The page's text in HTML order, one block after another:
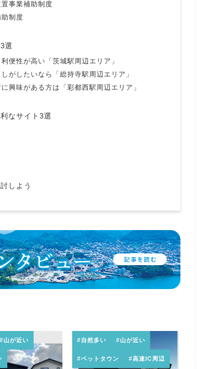
事業補助制度
制度
選
便性が高い「茨城駅周辺エリア」
がしたいなら「総持寺駅周辺エリア」
興味がある方は「彩都西駅周辺エリア」
なサイト3選
しよう
#山が近い #自然多い #山が近い
#ベットタウン #高速IC周辺